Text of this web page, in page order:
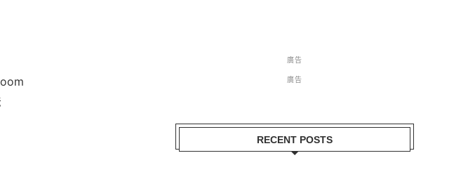
廣告
廣告
RECENT POSTS